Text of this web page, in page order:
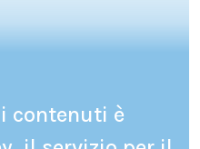
contenuti è